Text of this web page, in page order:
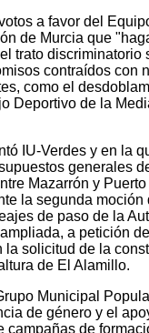
a favor del
de Murcia que
trato discriminatorio
contraídos con
como el
Deportivo de la
IU-Verdes y en la
generales
Mazarrón y
la segunda moción
de paso de la
a petición
solicitud de la
de El Alamillo.
Municipal
de género y el
campañas de